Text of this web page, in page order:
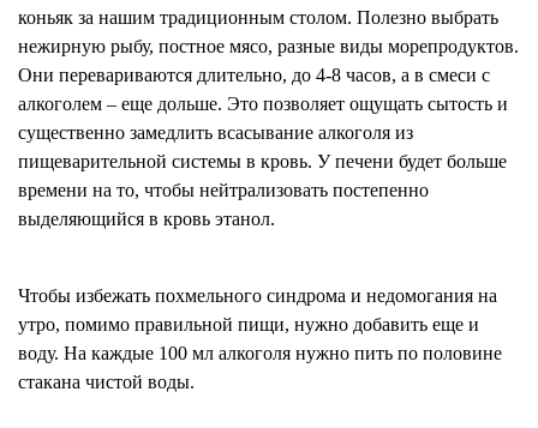
коньяк за нашим традиционным столом. Полезно выбрать
нежирную рыбу, постное мясо, разные виды морепродуктов.
Они перевариваются длительно, до 4-8 часов, а в смеси с
алкоголем – еще дольше. Это позволяет ощущать сытость и
существенно замедлить всасывание алкоголя из
пищеварительной системы в кровь. У печени будет больше
времени на то, чтобы нейтрализовать постепенно
выделяющийся в кровь этанол.
Чтобы избежать похмельного синдрома и недомогания на
утро, помимо правильной пищи, нужно добавить еще и
воду. На каждые 100 мл алкоголя нужно пить по половине
стакана чистой воды.